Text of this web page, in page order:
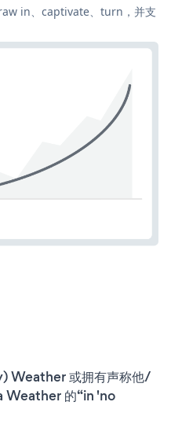
in、captivate、turn，并支
Weather 或拥有声称他/
Weather 的“in 'no